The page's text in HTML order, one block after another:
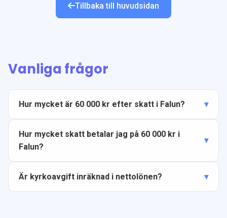
Tillbaka till huvudsidan
Vanliga frågor
Hur mycket är 60 000 kr efter skatt i Falun?
Hur mycket skatt betalar jag på 60 000 kr i
Falun?
Är kyrkoavgift inräknad i nettolönen?